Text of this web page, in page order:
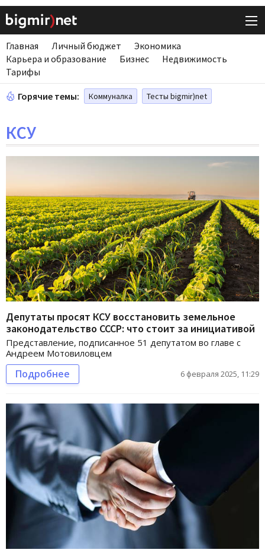
Главная Личный бюджет
Экономика
Карьера и образование
Бизнес
Недвижимость
Тарифы
Горячие темы: Коммуналка Тесты bigmir)net
КСУ
Депутаты просят КСУ восстановить земельное
законодательство СССР: что стоит за инициативой
Представление, подписанное 51 депутатом во главе с
Андреем Мотовиловцем
Подробнее 6 февраля 2025, 11:29